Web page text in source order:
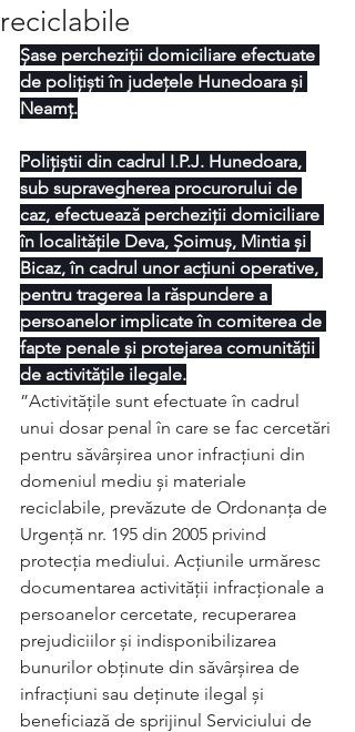
reciclabile
Șase percheziții domiciliare efectuate
de polițiști în județele Hunedoara și
Neamț.
Polițiștii din cadrul I.P.J. Hunedoara,
sub supravegherea procurorului de
caz, efectuează percheziții domiciliare
în localitățile Deva, Șoimuș, Mintia și
Bicaz, în cadrul unor acțiuni operative,
pentru tragerea la răspundere a
persoanelor implicate în comiterea de
fapte penale și protejarea comunității
de activitățile ilegale.
”Activitățile sunt efectuate în cadrul
unui dosar penal în care se fac cercetări
pentru săvârșirea unor infracțiuni din
domeniul mediu și materiale
reciclabile, prevăzute de Ordonanţa de
Urgenţă nr. 195 din 2005 privind
protecţia mediului. Acțiunile urmăresc
documentarea activității infracționale a
persoanelor cercetate, recuperarea
prejudiciilor și indisponibilizarea
bunurilor obținute din săvârșirea de
infracțiuni sau deținute ilegal și
beneficiază de sprijinul Serviciului de